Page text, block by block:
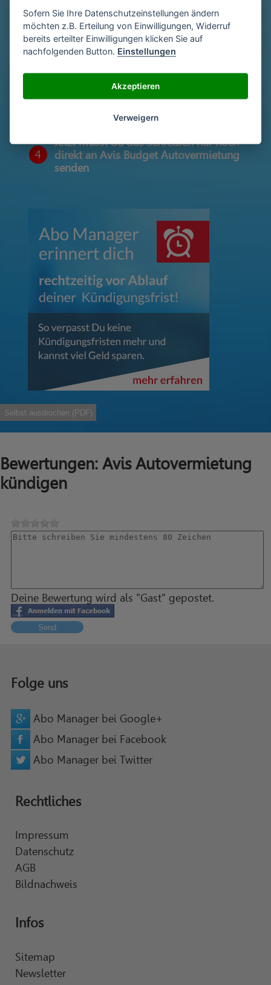
2
Gib deinen Namen und deine Adresse
ein
Unterschriebe das Schreiben mit deinem
Namen oder lade eine Unterschrift hoch
4
Jetzt musst du das Schreiben nur noch
direkt an Avis Budget Autovermietung
senden
Selbst ausdruchen (PDF)
Bewertungen: Avis Autovermietung
kündigen
Deine Bewertung wird als "Gast" gepostet.
Send
Folge uns
Abo Manager bei Google+
Abo Manager bei Facebook
Abo Manager bei Twitter
Rechtliches
Impressum
Datenschutz
AGB
Bildnachweis
Infos
Sitemap
Newsletter
Sofern Sie Ihre Datenschutzeinstellungen ändern
möchten z.B. Erteilung von Einwilligungen, Widerruf
bereits erteilter Einwilligungen klicken Sie auf
nachfolgenden Button. Einstellungen
Akzeptieren
Verweigern